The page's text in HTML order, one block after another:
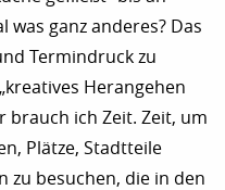
was ganz anderes? Das
Termindruck zu
Herangehen
brauch ich Zeit. Zeit, um
Plätze, Stadtteile
zu besuchen, die in den